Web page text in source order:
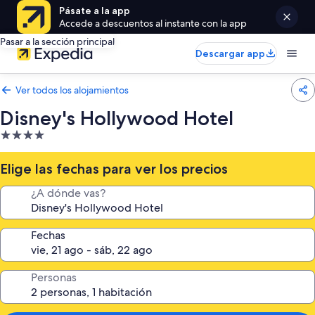
Pásate a la app
Accede a descuentos al instante con la app
Pasar a la sección principal
Descargar app
Ver todos los alojamientos
Disney's Hollywood Hotel
Alojamiento
de
4.0 estrellas
Elige las fechas para ver los precios
¿A dónde vas?
Fechas
Personas